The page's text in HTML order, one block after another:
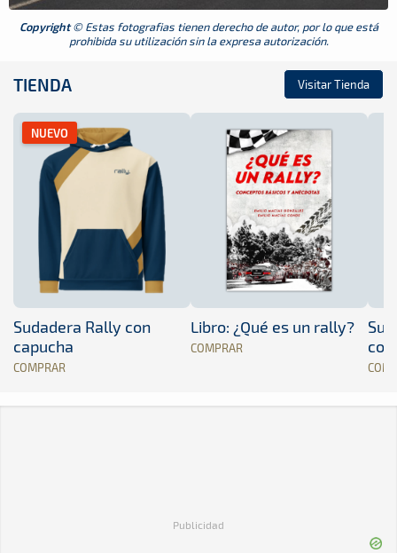
Copyright© Estas fotografias tienen derecho de autor, por lo que está
prohibida su utilización sin la expresa autorización.
TIENDA Visitar Tienda
NUEVO
Sudadera Rally con
capucha
COMPRAR
Libro: ¿Qué es un rally?
COMPRAR
Publicidad